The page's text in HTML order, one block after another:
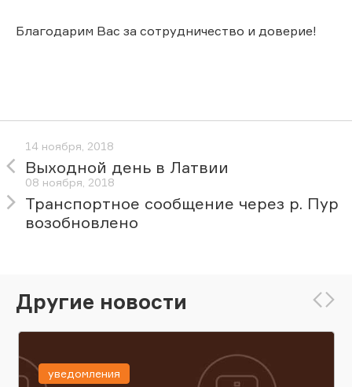
Благодарим Вас за сотрудничество и доверие!
14 ноября, 2018
Выходной день в Латвии
08 ноября, 2018
Транспортное сообщение через р. Пур
возобновлено
Другие новости
уведомления